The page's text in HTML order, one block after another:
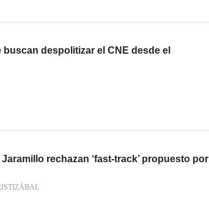
despolitizar el CNE desde el
rechazan ‘fast-track’ propuesto por